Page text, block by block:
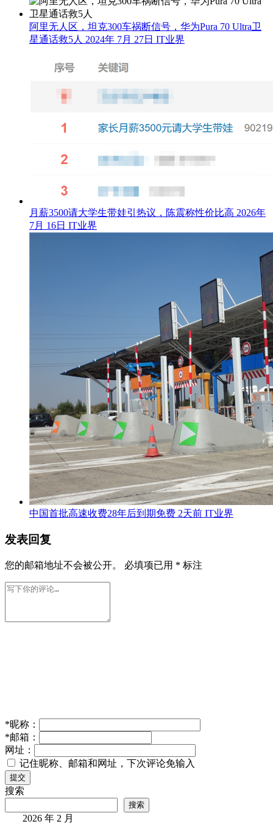
阿里无人区，坦克300车祸断信号，华为Pura 70 Ultra卫
星通话救5人 2024年 7月 27日 IT业界
月薪3500请大学生带娃引热议，陈震称性价比高 2026年
7月 16日 IT业界
中国首批高速收费28年后到期免费 2天前 IT业界
发表回复
您的邮箱地址不会被公开。 必填项已用 * 标注
*昵称：
*邮箱：
网址：
记住昵称、邮箱和网址，下次评论免输入
提交
搜索
搜索
2026 年 2 月